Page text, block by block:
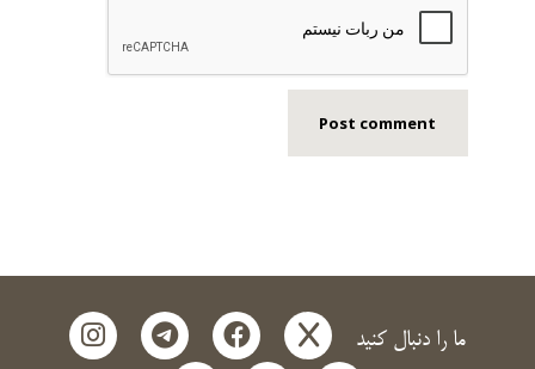
ما را دنبال کنید x
facebook
telegram
instagram